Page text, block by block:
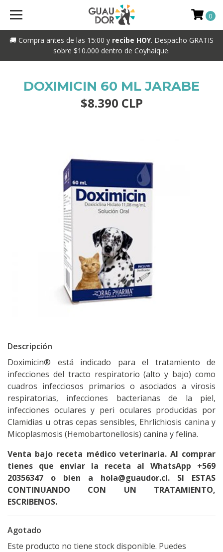
🚚 Compra antes de las 15:00 y recibe HOY. Despacho GRATIS
sobre $10.000 dentro de Coyhaique.
0
DOXIMICIN 60 ML JARABE
$8.390 CLP
Descripción
Doximicin® está indicado para el tratamiento de
infecciones del tracto respiratorio (alto y bajo) como
cuadros infecciosos primarios o asociados a virosis
respiratorias, infecciones bacterianas de la piel,
infecciones oculares y peri oculares producidas por
Clamidias u otras cepas sensibles, Ehrlichiosis canina y
Micoplasmosis (Hemobartonellosis) canina y felina.
Venta bajo receta médico veterinaria. Al comprar
tienes que enviar la receta al WhatsApp +569
20356347 o bien a hola@guaudor.cl. SI ESTAS
CONTINUANDO CON UN TRATAMIENTO,
ESCRIBENOS.
Agotado
Este producto no tiene stock disponible. Puedes